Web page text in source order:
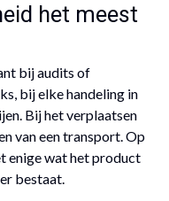
het meest
bij audits of
bij elke handeling in
Bij het verplaatsen
van een transport. Op
enige wat het product
bestaat.